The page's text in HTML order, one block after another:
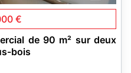
€
de 90 m² sur deux
bois